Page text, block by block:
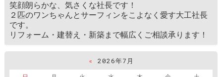
笑顔朗らかな、気さくな社長です！
２匹のワンちゃんとサーフィンをこよなく愛す大工社長
です。
リフォーム・建替え・新築まで幅広くご相談承ります！
« 2026年7月